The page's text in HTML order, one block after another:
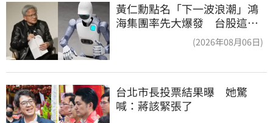
黃仁勳點名「下一波浪潮」鴻
海集團率先大爆發 台股這族
(2026年08月06日)
台北市長投票結果曝　她驚
喊：蔣該緊張了